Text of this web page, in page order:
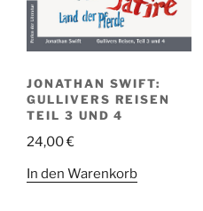
JONATHAN SWIFT:
GULLIVERS REISEN
TEIL 3 UND 4
24,00€
In den Warenkorb